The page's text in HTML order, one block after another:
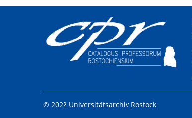
© 2022 Universitätsarchiv Rostock